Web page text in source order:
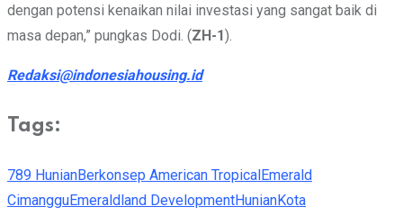
dengan potensi kenaikan nilai investasi yang sangat baik di
masa depan,” pungkas Dodi. (ZH-1).
Redaksi@indonesiahousing.id
Tags:
789 HunianBerkonsep American Tropical Emerald
CimangguEmeraldland DevelopmentHunianKota